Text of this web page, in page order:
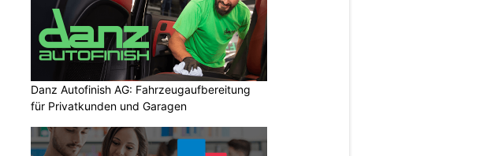
Danz Autofinish AG: Fahrzeugaufbereitung
für Privatkunden und Garagen